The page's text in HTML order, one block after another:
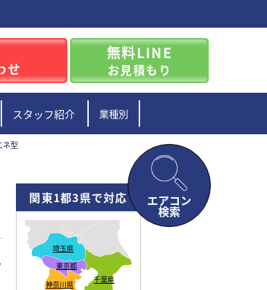
せ
無料LINE
お見積もり
スタッフ紹介 業種別
エアコン
検索
ネ型
関東1都3県で対応
東京都
埼玉県
神奈川県 千葉県